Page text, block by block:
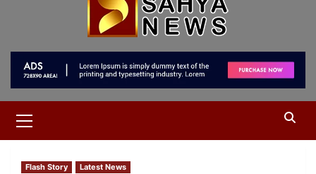
Flash Story Latest News